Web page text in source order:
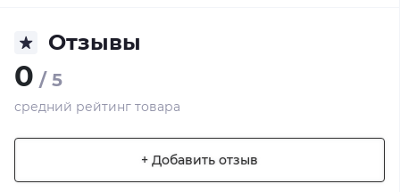
Отзывы
0 / 5
средний рейтинг товара
+ Добавить отзыв